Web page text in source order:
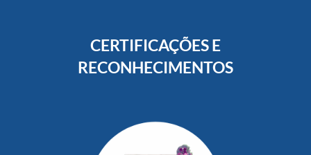
CERTIFICAÇÕES E
RECONHECIMENTOS